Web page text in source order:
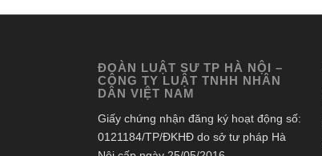
ĐOÀN LUẬT SƯ TP HÀ NỘI –
CÔNG TY LUẬT TNHH NHÂN
DÂN VIỆT NAM
Giấy chứng nhận đăng ký hoạt động số:
0121184/TP/ĐKHĐ do sở tư pháp Hà